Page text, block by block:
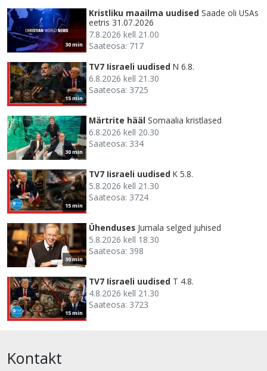
30 min
Kristliku maailma uudised Saade oli USAs
eetris 31.07.2026
7.8.2026 kell 21.00
Saateosa: 717
15 min
TV7 Iisraeli uudised N 6.8.
6.8.2026 kell 21.30
Saateosa: 3725
30 min
Märtrite hääl Somaalia kristlased
6.8.2026 kell 20.30
Saateosa: 334
15 min
TV7 Iisraeli uudised K 5.8.
5.8.2026 kell 21.30
Saateosa: 3724
30 min
Ühenduses Jumala selged juhised
5.8.2026 kell 18.30
Saateosa: 398
15 min
TV7 Iisraeli uudised T 4.8.
4.8.2026 kell 21.30
Saateosa: 3723
Kontakt